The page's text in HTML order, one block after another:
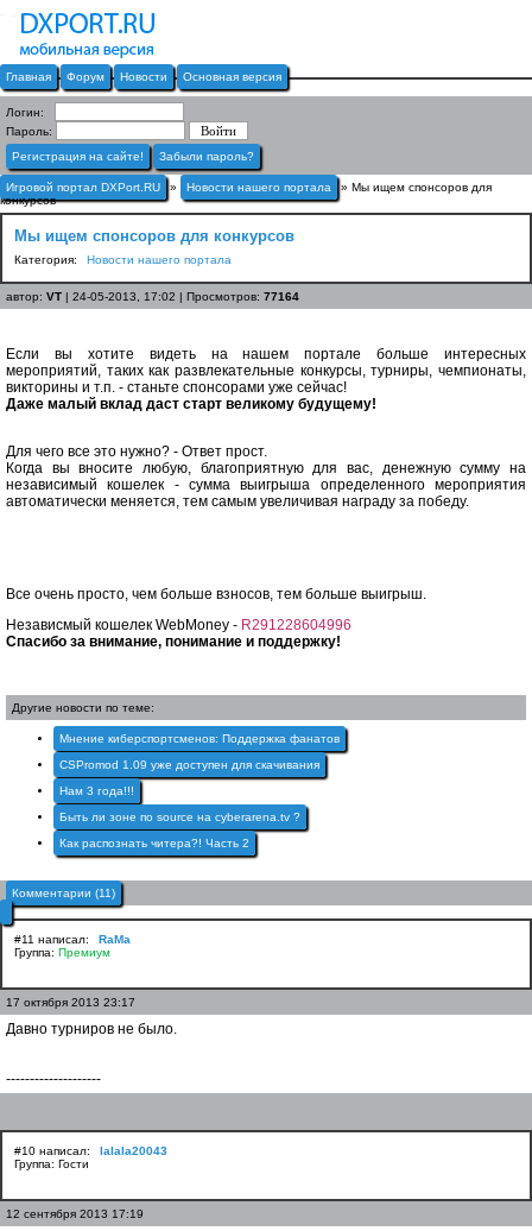
Главная Форум Новости Основная версия
Логин:
Пароль:
Регистрация на сайте!
Забыли пароль?
Игровой портал DXPort.RU » Новости нашего портала
» Мы ищем спонсоров для
конкурсов
Мы ищем спонсоров для конкурсов
Категория: Новости нашего портала
автор: VT | 24-05-2013, 17:02 | Просмотров: 77164
Если вы хотите видеть на нашем портале больше интересных
мероприятий, таких как развлекательные конкурсы, турниры, чемпионаты,
викторины и т.п. - станьте спонсорами уже сейчас!
Даже малый вклад даст старт великому будущему!
Для чего все это нужно? - Ответ прост.
Когда вы вносите любую, благоприятную для вас, денежную сумму на
независимый кошелек - сумма выигрыша определенного мероприятия
автоматически меняется, тем самым увеличивая награду за победу.
Все очень просто, чем больше взносов, тем больше выигрыш.
Независмый кошелек WebMoney - R291228604996
Спасибо за внимание, понимание и поддержку!
Другие новости по теме:
Мнение киберспортсменов: Поддержка фанатов
CSPromod 1.09 уже доступен для скачивания
Нам 3 года!!!
Быть ли зоне по source на cyberarena.tv ?
Как распознать читера?! Часть 2
Комментарии (11)
#11 написал:
RaMa
Группа: Премиум
17 октября 2013 23:17
Давно турниров не было.
--------------------
#10 написал:
lalala20043
Группа: Гости
12 сентября 2013 17:19